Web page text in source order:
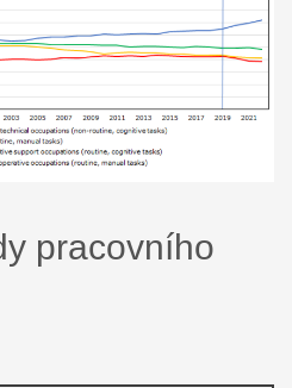
pracovního